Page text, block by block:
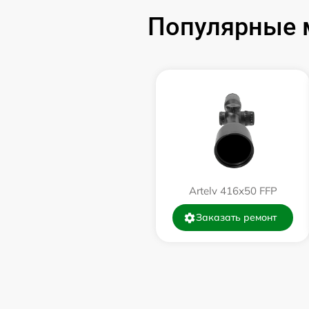
Ремонт цепи питания
Замена дисплея (экрана)
Восстановление после попадания влаги
Популярные
Artelv 416x50 FFP
Заказать ремонт